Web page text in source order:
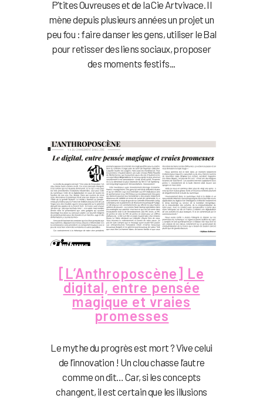
P'tites Ouvreuses et de la Cie Artvivace. Il
mène depuis plusieurs années un projet un
peu fou : faire danser les gens, utiliser le Bal
pour retisser des liens sociaux, proposer
des moments festifs...
[L’Anthroposcène] Le
digital, entre pensée
magique et vraies
promesses
Le mythe du progrès est mort ? Vive celui
de l’innovation ! Un clou chasse l’autre
comme on dit… Car, si les concepts
changent, il est certain que les illusions